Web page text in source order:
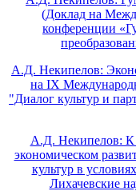
(Доклад на
конференции
А.Д. Некипелов:
на IX
"Диалог культур и
А.Д. Некипелов: К
экономическом
культур в
Лихачевские